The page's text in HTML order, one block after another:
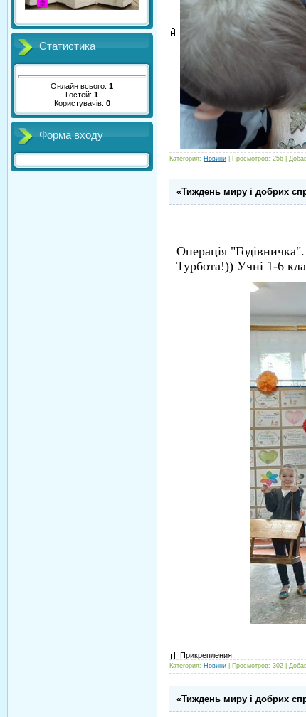
Статистика
Онлайн всього: 1
Гостей: 1
Користувачів: 0
Форма входу
Категория: Новини | Просмотров: 256 |
«Тиждень миру і добрих
Операція
Турбота!)) Учні 1-6
Прикрепления:
Категория: Новини | Просмотров: 302 |
«Тиждень миру і добрих